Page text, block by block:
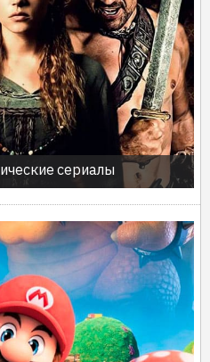
сериалы